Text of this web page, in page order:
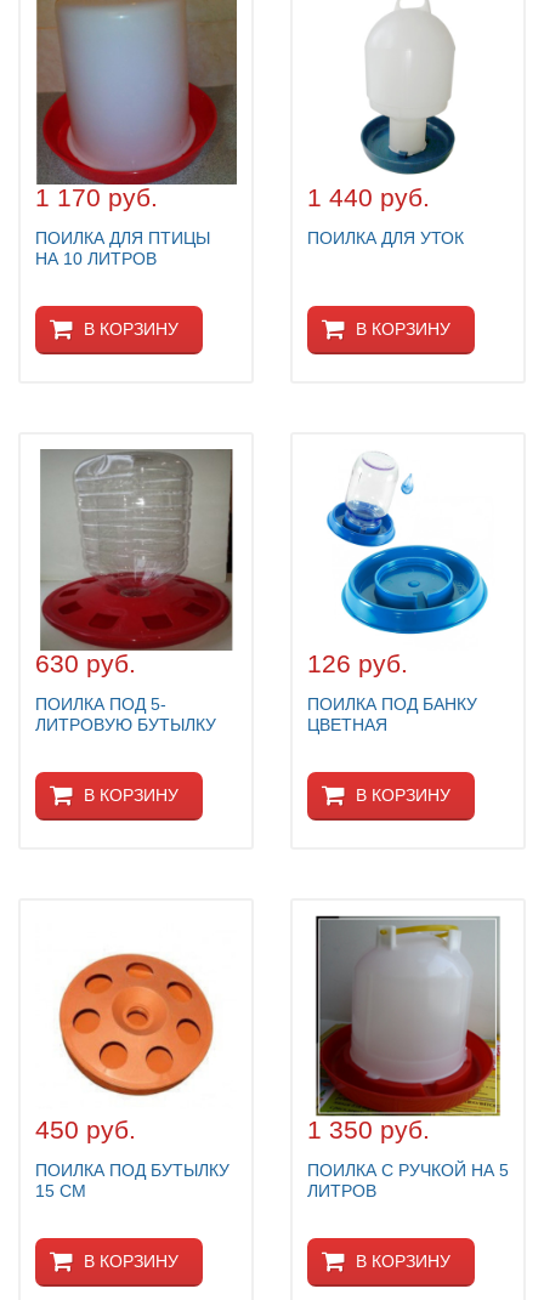
1 170 руб.
ПОИЛКА ДЛЯ ПТИЦЫ
НА 10 ЛИТРОВ
В КОРЗИНУ
1 440 руб.
ПОИЛКА ДЛЯ УТОК
В КОРЗИНУ
630 руб.
ПОИЛКА ПОД 5-
ЛИТРОВУЮ БУТЫЛКУ
В КОРЗИНУ
126 руб.
ПОИЛКА ПОД БАНКУ
ЦВЕТНАЯ
В КОРЗИНУ
450 руб.
ПОИЛКА ПОД БУТЫЛКУ
15 СМ
В КОРЗИНУ
1 350 руб.
ПОИЛКА С РУЧКОЙ НА 5
ЛИТРОВ
В КОРЗИНУ